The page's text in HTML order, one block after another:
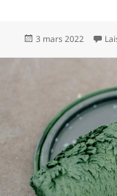
Publié
3 mars 2022